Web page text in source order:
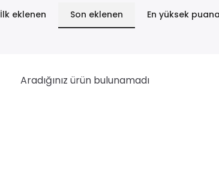
İlk eklenen Son eklenen En yüksek
Aradığınız ürün bulunamadı